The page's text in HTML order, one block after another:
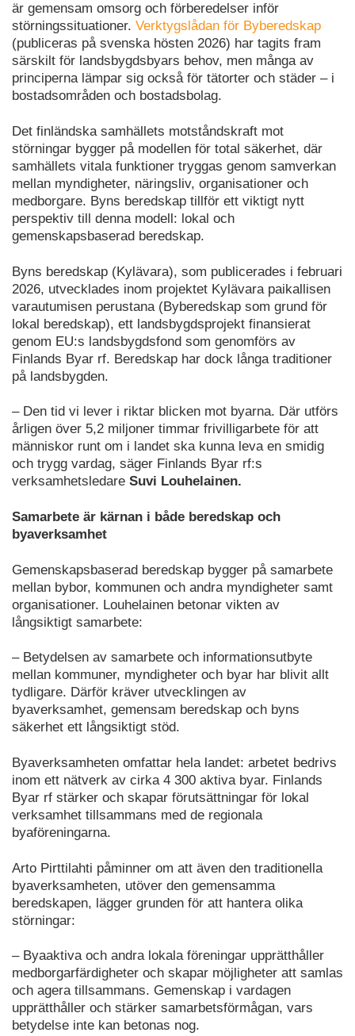
är gemensam omsorg och förberedelser inför
störningssituationer. Verktygslådan för Byberedskap
(publiceras på svenska hösten 2026) har tagits fram
särskilt för landsbygdsbyars behov, men många av
principerna lämpar sig också för tätorter och städer – i
bostadsområden och bostadsbolag.
Det finländska samhällets motståndskraft mot
störningar bygger på modellen för total säkerhet, där
samhällets vitala funktioner tryggas genom samverkan
mellan myndigheter, näringsliv, organisationer och
medborgare. Byns beredskap tillför ett viktigt nytt
perspektiv till denna modell: lokal och
gemenskapsbaserad beredskap.
Byns beredskap (Kylävara), som publicerades i februari
2026, utvecklades inom projektet Kylävara paikallisen
varautumisen perustana (Byberedskap som grund för
lokal beredskap), ett landsbygdsprojekt finansierat
genom EU:s landsbygdsfond som genomförs av
Finlands Byar rf. Beredskap har dock långa traditioner
på landsbygden.
– Den tid vi lever i riktar blicken mot byarna. Där utförs
årligen över 5,2 miljoner timmar frivilligarbete för att
människor runt om i landet ska kunna leva en smidig
och trygg vardag, säger Finlands Byar rf:s
verksamhetsledare Suvi Louhelainen.
Samarbete är kärnan i både beredskap och
byaverksamhet
Gemenskapsbaserad beredskap bygger på samarbete
mellan bybor, kommunen och andra myndigheter samt
organisationer. Louhelainen betonar vikten av
långsiktigt samarbete:
– Betydelsen av samarbete och informationsutbyte
mellan kommuner, myndigheter och byar har blivit allt
tydligare. Därför kräver utvecklingen av
byaverksamhet, gemensam beredskap och byns
säkerhet ett långsiktigt stöd.
Byaverksamheten omfattar hela landet: arbetet bedrivs
inom ett nätverk av cirka 4 300 aktiva byar. Finlands
Byar rf stärker och skapar förutsättningar för lokal
verksamhet tillsammans med de regionala
byaföreningarna.
Arto Pirttilahti påminner om att även den traditionella
byaverksamheten, utöver den gemensamma
beredskapen, lägger grunden för att hantera olika
störningar:
– Byaaktiva och andra lokala föreningar upprätthåller
medborgarfärdigheter och skapar möjligheter att samlas
och agera tillsammans. Gemenskap i vardagen
upprätthåller och stärker samarbetsförmågan, vars
betydelse inte kan betonas nog.